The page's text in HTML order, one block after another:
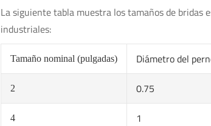
La siguiente tabla muestra los tamaños de bridas
industriales:
Tamaño nominal (pulgadas) Diámetro del
2 0.75
4 1